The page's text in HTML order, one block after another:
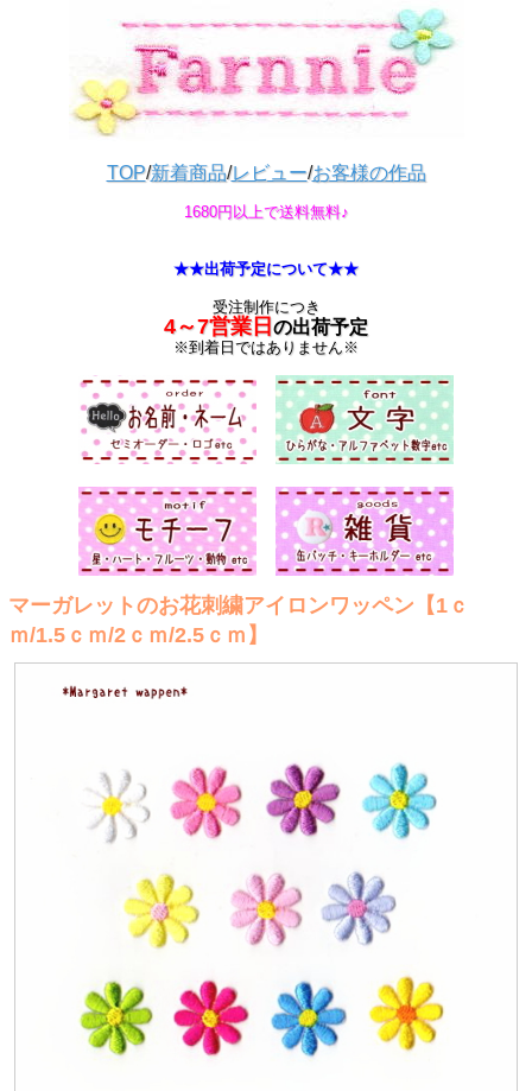
TOP/新着商品/レビュー/お客様の作品
1680円以上で送料無料♪
★★出荷予定について★★
受注制作につき
4～7営業日 の出荷予定
※到着日ではありません※
マーガレットのお花刺繍アイロンワッペン【1ｃ
ｍ/1.5ｃｍ/2ｃｍ/2.5ｃｍ】